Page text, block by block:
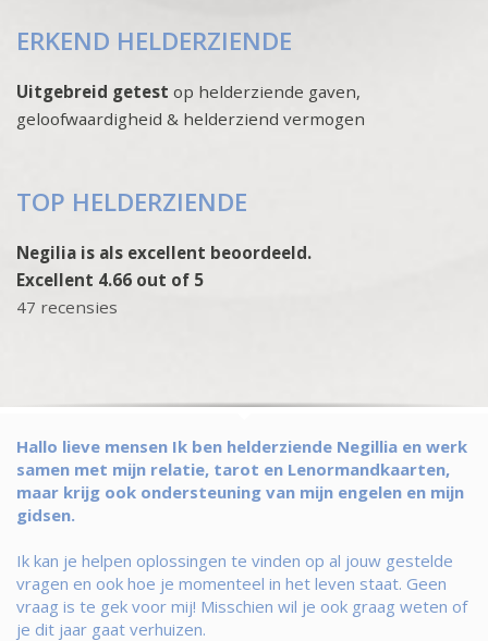
ERKEND HELDERZIENDE
Uitgebreid getest op helderziende gaven,
geloofwaardigheid & helderziend vermogen
TOP HELDERZIENDE
Negilia is als excellent beoordeeld.
Excellent 4.66 out of 5
47 recensies
Hallo lieve mensen Ik ben helderziende Negillia en werk
samen met mijn relatie, tarot en Lenormandkaarten,
maar krijg ook ondersteuning van mijn engelen en mijn
gidsen.
Ik kan je helpen oplossingen te vinden op al jouw gestelde
vragen en ook hoe je momenteel in het leven staat. Geen
vraag is te gek voor mij! Misschien wil je ook graag weten of
je dit jaar gaat verhuizen.